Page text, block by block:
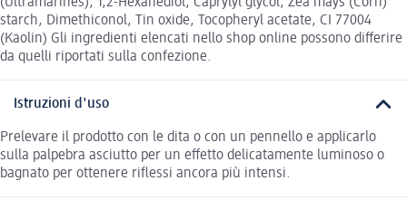
starch, Dimethiconol, Tin oxide, Tocopheryl acetate, CI 77004
(Kaolin) Gli ingredienti elencati nello shop online possono differire
da quelli riportati sulla confezione.
Istruzioni d'uso
Prelevare il prodotto con le dita o con un pennello e applicarlo
sulla palpebra asciutto per un effetto delicatamente luminoso o
bagnato per ottenere riflessi ancora più intensi.